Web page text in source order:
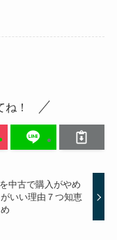
！
中古で購入がやめ
いい理由７つ知恵